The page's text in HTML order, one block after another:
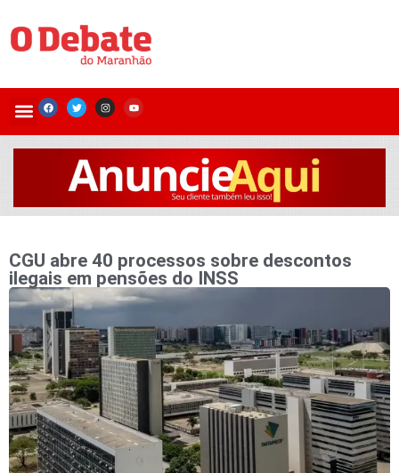
CGU abre 40 processos sobre descontos
ilegais em pensões do INSS